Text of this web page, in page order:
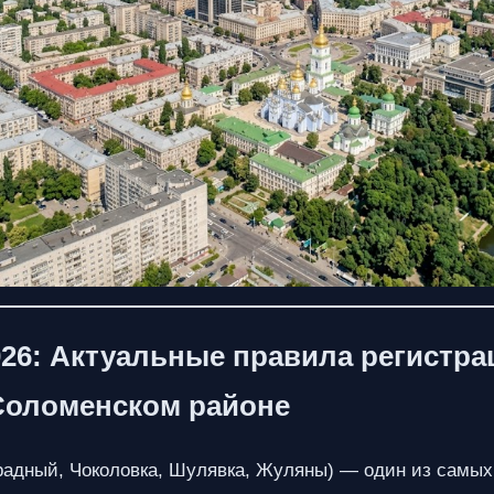
Актуальные правила
районе
Чоколовка, Шулявка, Жуляны) — один из самых